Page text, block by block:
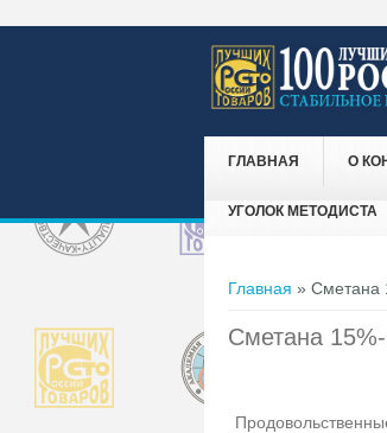
ГЛАВНАЯ О
УГОЛОК МЕТОДИСТА
Вы здесь
Главная » Сметана
Сметана